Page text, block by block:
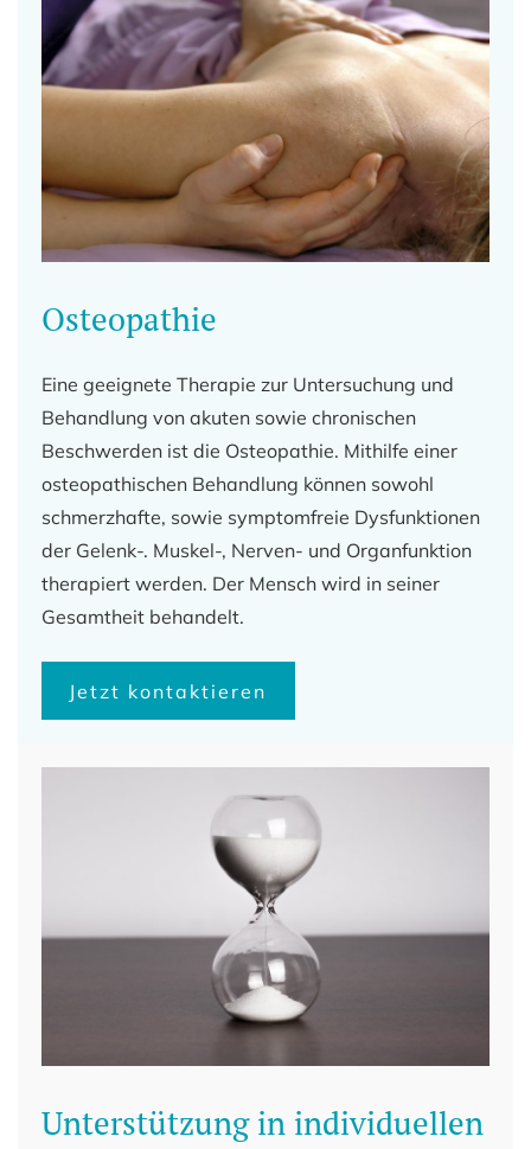
Osteopathie
Eine geeignete Therapie zur Untersuchung und
Behandlung von akuten sowie chronischen
Beschwerden ist die Osteopathie. Mithilfe einer
osteopathischen Behandlung können sowohl
schmerzhafte, sowie symptomfreie Dysfunktionen
der Gelenk-. Muskel-, Nerven- und Organfunktion
therapiert werden. Der Mensch wird in seiner
Gesamtheit behandelt.
Jetzt kontaktieren
Unterstützung in individuellen